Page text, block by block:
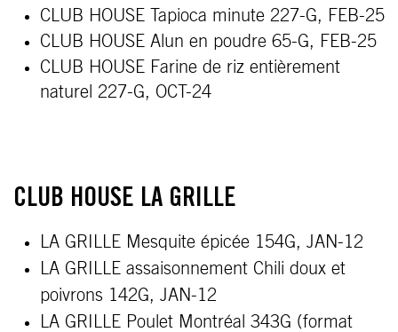
CLUB HOUSE Tapioca minute 227-G, FEB-25
CLUB HOUSE Alun en poudre 65-G, FEB-25
CLUB HOUSE Farine de riz entièrement
naturel 227-G, OCT-24
CLUB HOUSE LA GRILLE
LA GRILLE Mesquite épicée 154G, JAN-12
LA GRILLE assaisonnement Chili doux et
poivrons 142G, JAN-12
LA GRILLE Poulet Montréal 343G (format